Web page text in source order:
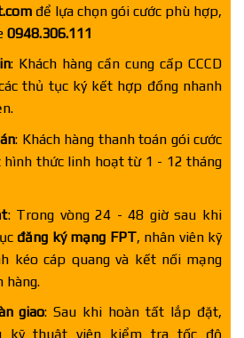
để lựa chọn gói cước phù hợp,
0948.306.111
: Khách hàng cần cung cấp CCCD
thủ tục ký kết hợp đồng nhanh
: Khách hàng thanh toán gói cước
hình thức linh hoạt từ 1 - 12 tháng
: Trong vòng 24 - 48 giờ sau khi
đăng ký mạng FPT, nhân viên kỹ
kéo cáp quang và kết nối mạng
hàng.
giao: Sau khi hoàn tất lắp đặt,
kỹ thuật viên kiểm tra tốc độ